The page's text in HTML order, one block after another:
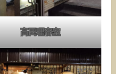
高田理容室